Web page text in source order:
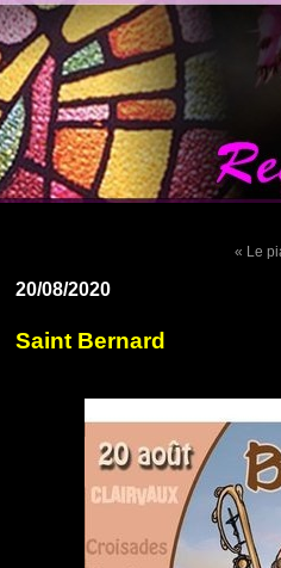
« Le
20/08/2020
Saint Bernard